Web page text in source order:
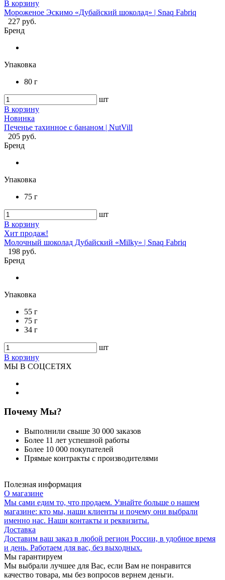
В корзину
Мороженое Эскимо «Дубайский шоколад» | Snaq Fabriq
227 руб.
Бренд
Упаковка
80 г
шт
В корзину
Новинка
Печенье тахинное с бананом | NutVill
205 руб.
Бренд
Упаковка
75 г
шт
В корзину
Хит продаж!
Молочный шоколад Дубайский «Milky» | Snaq Fabriq
198 руб.
Бренд
Упаковка
55 г
75 г
34 г
шт
В корзину
МЫ В СОЦСЕТЯХ
Почему Мы?
Выполнили свыше 30 000 заказов
Более 11 лет успешной работы
Более 10 000 покупателей
Прямые контракты с производителями
Полезная информация
О магазине
Мы сами едим то, что продаем. Узнайте больше о нашем
магазине: кто мы, наши клиенты и почему они выбрали
именно нас. Наши контакты и реквизиты.
Доставка
Доставим ваш заказ в любой регион России, в удобное время
и день. Работаем для вас, без выходных.
Мы гарантируем
Мы выбрали лучшее для Вас, если Вам не понравится
качество товара, мы без вопросов вернем деньги.